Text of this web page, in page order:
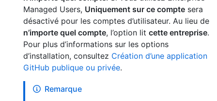
Managed Users, Uniquement sur ce compte sera
désactivé pour les comptes d’utilisateur. Au lieu de
n’importe quel compte, l’option lit cette entreprise.
Pour plus d’informations sur les options
d’installation, consultez Création d’une application
GitHub publique ou privée.
Remarque